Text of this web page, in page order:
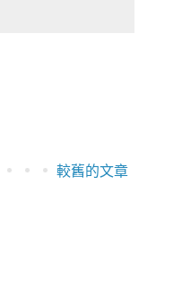
較舊的文章